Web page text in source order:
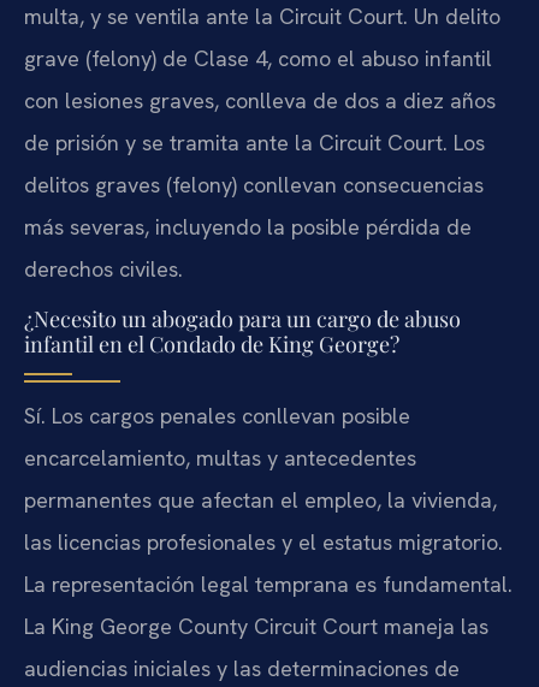
multa, y se ventila ante la Circuit Court. Un delito
grave (felony) de Clase 4, como el abuso infantil
con lesiones graves, conlleva de dos a diez años
de prisión y se tramita ante la Circuit Court. Los
delitos graves (felony) conllevan consecuencias
más severas, incluyendo la posible pérdida de
derechos civiles.
¿Necesito un abogado para un cargo de abuso
infantil en el Condado de King George?
Sí. Los cargos penales conllevan posible
encarcelamiento, multas y antecedentes
permanentes que afectan el empleo, la vivienda,
las licencias profesionales y el estatus migratorio.
La representación legal temprana es fundamental.
La King George County Circuit Court maneja las
audiencias iniciales y las determinaciones de